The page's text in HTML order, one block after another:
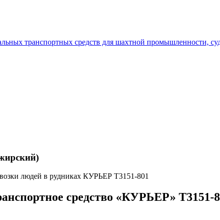
людей в рудниках КУРЬЕР Т3151-801
средство «КУРЬЕР» Т3151-